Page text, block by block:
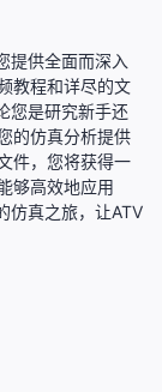
供全面而深入
教程和详尽的文
您是研究新手还
的仿真分析提供
件，您将获得一
够高效地应用
仿真之旅，让ATV